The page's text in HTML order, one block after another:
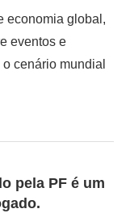
economia global,
eventos e
cenário mundial
pela PF é um